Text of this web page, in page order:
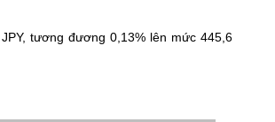
tương đương 0,13% lên mức 445,6